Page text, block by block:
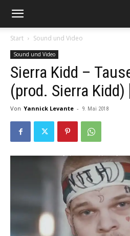
Start Sound und Video
Sound und Video
Sierra Kidd –
(prod. Sierra Kidd)
Von Yannick Levante - 9. Mai 2018